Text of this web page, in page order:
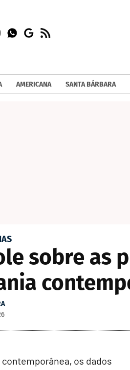
Whatsapp
Google
RSS
AMERICANA SANTA BÁRBARA
sobre as
os dados